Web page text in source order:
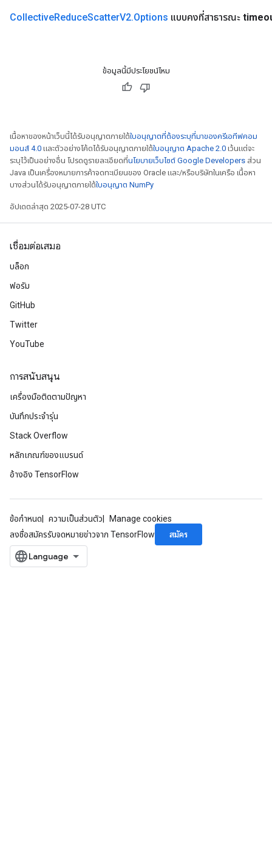
CollectiveReduceScatterV2.Options แบบคงที่สาธารณะ
ข้อมูลนี้มีประโยชน์ไหม
เนื้อหาของหน้าเว็บนี้ได้รับอนุญาตภายใต้ใบอนุญาตที่ต้องระบุที่มาของครีเอทีฟคอม
มอนส์ 4.0 และตัวอย่างโค้ดได้รับอนุญาตภายใต้ใบอนุญาต Apache 2.0 เว้นแต่จะ
ระบุไว้เป็นอย่างอื่น โปรดดูรายละเอียดที่นโยบายเว็บไซต์ Google Developers ส่วน
Java เป็นเครื่องหมายการค้าจดทะเบียนของ Oracle และ/หรือบริษัทในเครือ เนื้อหา
บางส่วนได้รับอนุญาตภายใต้ใบอนุญาต NumPy
อัปเดตล่าสุด 2025-07-28 UTC
เชื่อมต่อเสมอ
บล็อก
ฟอรัม
GitHub
Twitter
YouTube
การสนับสนุน
เครื่องมือติดตามปัญหา
บันทึกประจำรุ่น
Stack Overflow
หลักเกณฑ์ของแบรนด์
อ้างอิง TensorFlow
ข้อกำหนด ความเป็นส่วนตัว
Manage cookies
ลงชื่อสมัครรับจดหมายข่าวจาก TensorFlow
สมัคร